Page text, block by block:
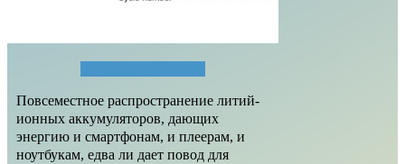
Повсеместное распространение литий-
ионных аккумуляторов, дающих
энергию и смартфонам, и плеерам, и
ноутбукам, едва ли дает повод для